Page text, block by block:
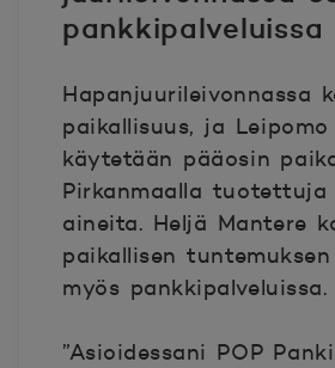
pankkipalveluissa
Hapanjuurileivonnassa
paikallisuus, ja
käytetään pääosin
Pirkanmaalla tuotettuja
aineita. Heljä Mantere
paikallisen
myös pankkipalveluissa.
”Asioidessani POP